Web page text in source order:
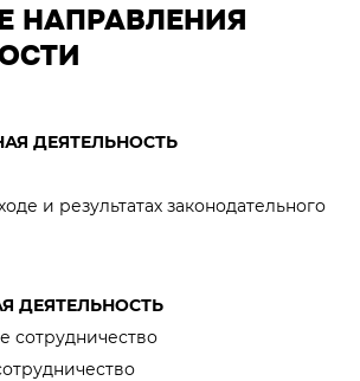
НАПРАВЛЕНИЯ
ДЕЯТЕЛЬНОСТЬ
и результатах законодательного
ДЕЯТЕЛЬНОСТЬ
сотрудничество